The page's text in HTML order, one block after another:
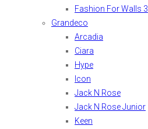
Fashion For Walls 3
Grandeco
Arcadia
Ciara
Hype
Icon
Jack N Rose
Jack N Rose Junior
Keen